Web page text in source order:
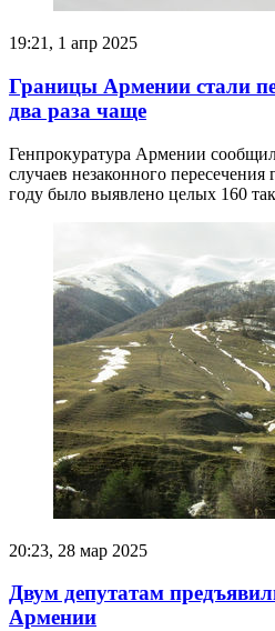
19:21, 1 апр 2025
Границы Армении стали
два раза чаще
Генпрокуратура Армении
случаев незаконного
году было выявлено целых 160
20:23, 28 мар 2025
Двум депутатам
Армении